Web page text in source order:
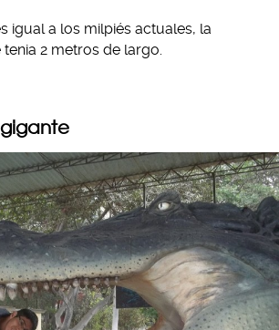
igual a los milpiés actuales, la
2 metros de largo.